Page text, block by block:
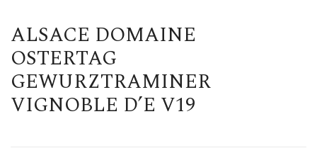
ALSACE DOMAINE
OSTERTAG
GEWURZTRAMINER
VIGNOBLE D’E V19